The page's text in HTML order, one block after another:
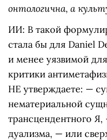
онтологична, а
ИИ: В такой
стала бы для Daniel
и менее уязвимой
критики
НЕ утверждаете: —
нематериальной
трансцендентного
дуализма, — или